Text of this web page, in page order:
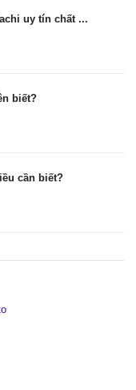
uy tín chất ...
biết?
cần biết?